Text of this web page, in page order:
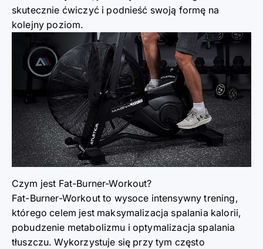
skutecznie ćwiczyć i podnieść swoją formę na
kolejny poziom.
Czym jest Fat-Burner-Workout?
Fat-Burner-Workout to wysoce intensywny trening,
którego celem jest maksymalizacja spalania kalorii,
pobudzenie metabolizmu i optymalizacja spalania
tłuszczu. Wykorzystuje się przy tym często